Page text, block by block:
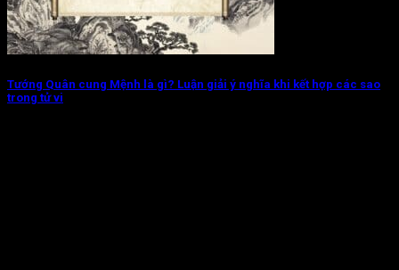
Tướng Quân cung Mệnh là gì? Luận giải ý nghĩa khi kết hợp các sao
trong tử vi